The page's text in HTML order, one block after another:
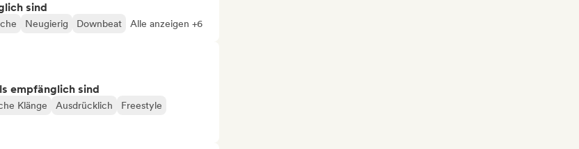
sind
Neugierig Downbeat Alle anzeigen +6
empfänglich sind
Klänge Ausdrücklich
Freestyle